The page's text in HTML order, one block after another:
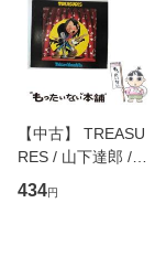
【中古】 TREASU
RES / 山下達郎 /
イーストウエス
ト・ジャパン [CD]
434円